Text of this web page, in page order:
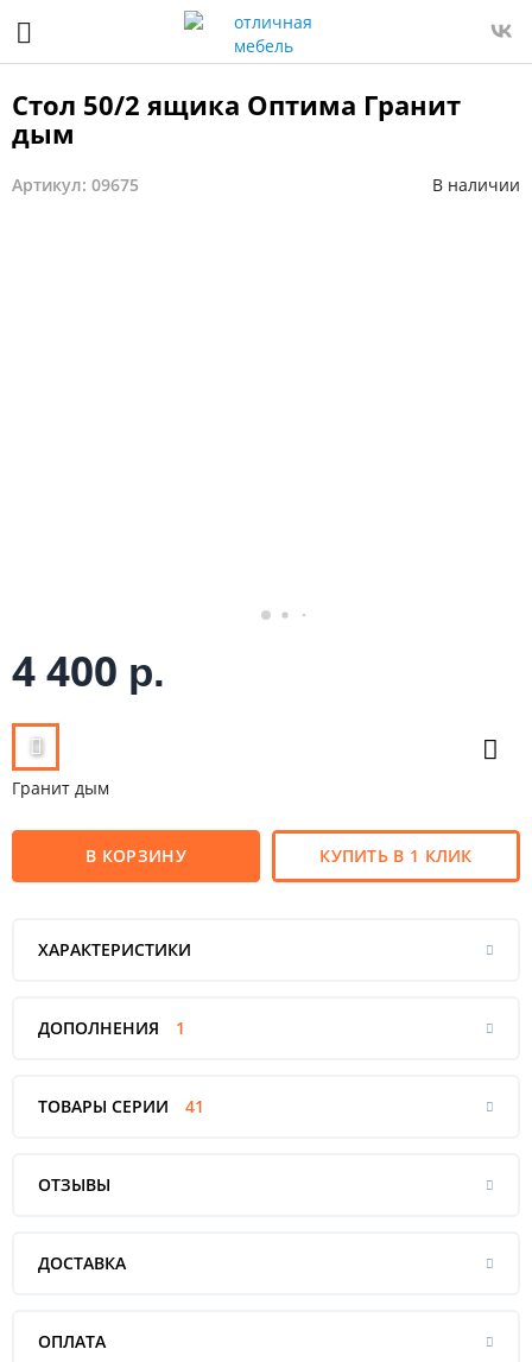
Стол 50/2 ящика Оптима Гранит
дым
Артикул: 09675 В наличии
4 400 р.
Гранит дым
В КОРЗИНУ КУПИТЬ В 1 КЛИК
ХАРАКТЕРИСТИКИ
ДОПОЛНЕНИЯ 1
ТОВАРЫ СЕРИИ 41
ОТЗЫВЫ
ДОСТАВКА
ОПЛАТА